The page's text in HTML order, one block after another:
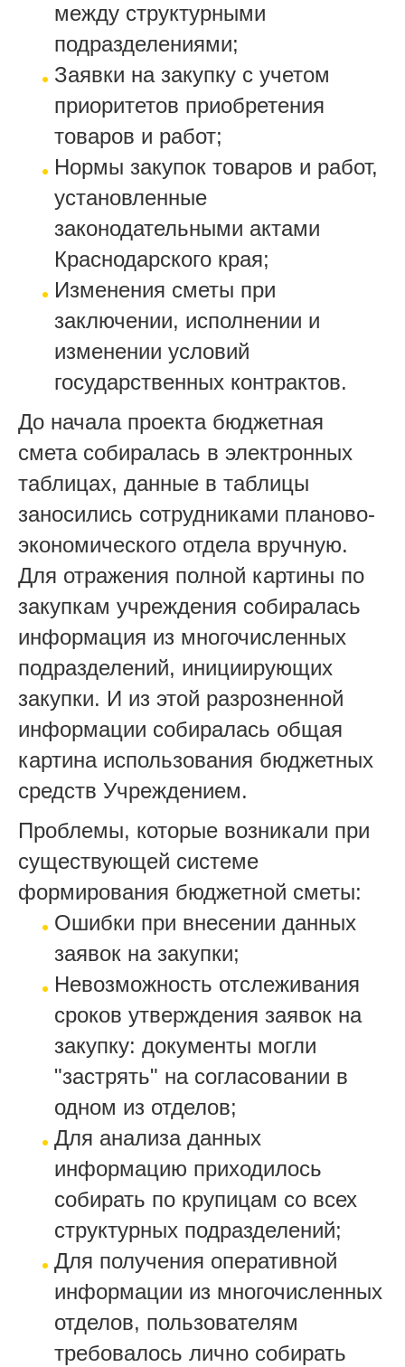
между структурными
подразделениями;
Заявки на закупку с учетом
приоритетов приобретения
товаров и работ;
Нормы закупок товаров и работ,
установленные
законодательными актами
Краснодарского края;
Изменения сметы при
заключении, исполнении и
изменении условий
государственных контрактов.
До начала проекта бюджетная
смета собиралась в электронных
таблицах, данные в таблицы
заносились сотрудниками планово-
экономического отдела вручную.
Для отражения полной картины по
закупкам учреждения собиралась
информация из многочисленных
подразделений, инициирующих
закупки. И из этой разрозненной
информации собиралась общая
картина использования бюджетных
средств Учреждением.
Проблемы, которые возникали при
существующей системе
формирования бюджетной сметы:
Ошибки при внесении данных
заявок на закупки;
Невозможность отслеживания
сроков утверждения заявок на
закупку: документы могли
"застрять" на согласовании в
одном из отделов;
Для анализа данных
информацию приходилось
собирать по крупицам со всех
структурных подразделений;
Для получения оперативной
информации из многочисленных
отделов, пользователям
требовалось лично собирать